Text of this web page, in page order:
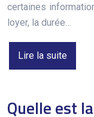
certaines
loyer, la durée…
Lire la suite
Quelle est